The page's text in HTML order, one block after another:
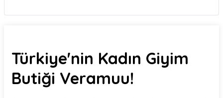
Türkiye'nin Kadın Giyim
Butiği Veramuu!